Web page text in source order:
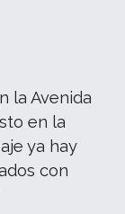
la Avenida
en la
ya hay
con